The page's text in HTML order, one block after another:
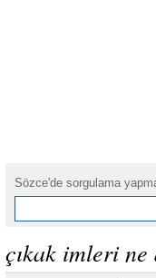
Sözce'de sorgulama
çıkak imleri ne